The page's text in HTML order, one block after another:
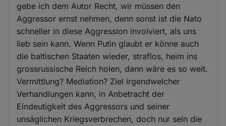
gebe ich dem Autor Recht, wir müssen den
Aggressor ernst nehmen, denn sonst ist die Nato
schneller in diese Aggression involviert, als uns
lieb sein kann. Wenn Putin glaubt er könne auch
die baltischen Staaten wieder, straflos, heim ins
grossrussische Reich holen, dann wäre es so weit.
Vermittlung? Mediation? Ziel irgendwelcher
Verhandlungen kann, in Anbetracht der
Eindeutigkeit des Aggressors und seiner
unsäglichen Kriegsverbrechen, doch nur sein die